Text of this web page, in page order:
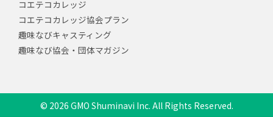
コエテコカレッジ
コエテコカレッジ協会プラン
趣味なびキャスティング
趣味なび協会・団体マガジン
© 2026 GMO Shuminavi Inc. All Rights Reserved.